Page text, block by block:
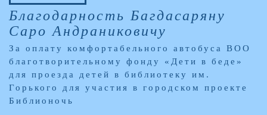
Благодарность Багдасаряну
Саро Андраниковичу
За оплату комфортабельного автобуса ВОО
благотворительному фонду «Дети в беде»
для проезда детей в библиотеку им.
Горького для участия в городском проекте
Библионочь